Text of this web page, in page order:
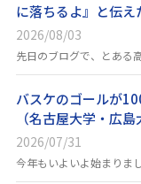
に落ちるよ』と伝え
2026/08/03
先日のブログで、とある
バスケのゴールが
（名古屋大学・広
2026/07/31
今年もいよいよ始まりま